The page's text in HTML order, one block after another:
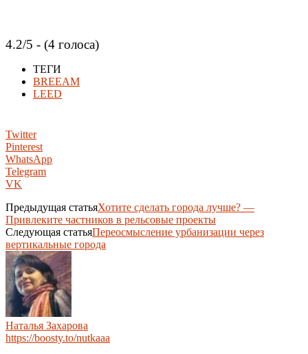
4.2/5 - (4 голоса)
ТЕГИ
BREEAM
LEED
Twitter
Pinterest
WhatsApp
Telegram
VK
Предыдущая статьяХотите сделать города лучше? —
Привлеките частников в рельсовые проекты
Следующая статьяПереосмысление урбанизации через
вертикальные города
Наталья Захарова
https://boosty.to/nutkaaa